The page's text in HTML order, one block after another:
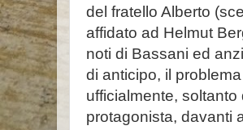
del fratello Alberto
affidato ad Helmut
noti di Bassani ed
di anticipo, il
ufficialmente,
protagonista, davanti